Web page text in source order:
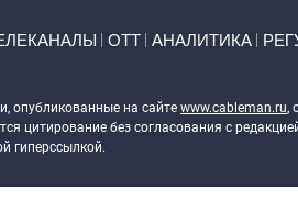
ОТТ АНАЛИТИКА
опубликованные на сайте www.cableman.ru,
цитирование без согласования с
гиперссылкой.